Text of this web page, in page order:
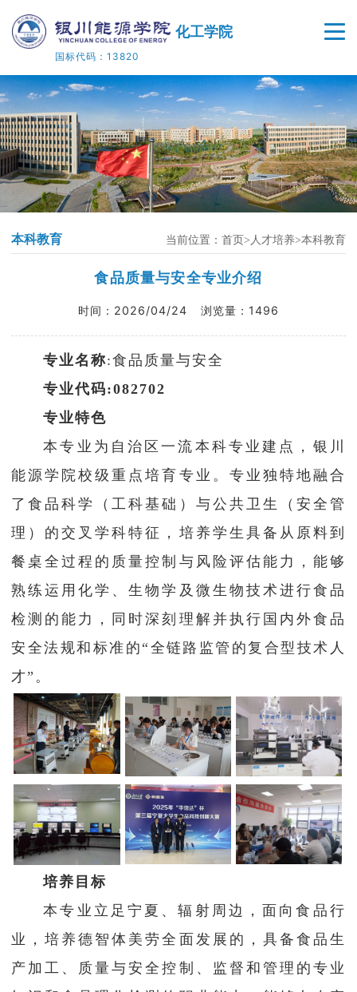
化工学院
国标代码：13820
学院概况
师资队伍
人才培养
教学科研
党建工作
学生工作
学院官网
本科教育 当前位置： 首页 人才培养 本科教育
食品质量与安全专业介绍
时间： 2026/04/24 浏览量： 1496
专业名称:食品质量与安全
专业代码:082702
专业特色
本专业为自治区一流本科专业建点，银川
能源学院校级重点培育专业。专业独特地融合
了食品科学（工科基础）与公共卫生（安全管
理）的交叉学科特征，培养学生具备从原料到
餐桌全过程的质量控制与风险评估能力，能够
熟练运用化学、生物学及微生物技术进行食品
检测的能力，同时深刻理解并执行国内外食品
安全法规和标准的“全链路监管的复合型技术人
才”。
培养目标
本专业立足宁夏、辐射周边，面向食品行
业，培养德智体美劳全面发展的，具备食品生
产加工、质量与安全控制、监督和管理的专业